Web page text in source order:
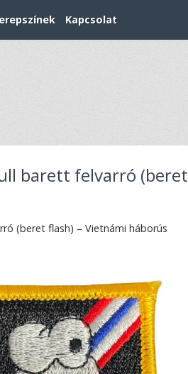
Kapcsolat
barett felvarró (beret
(beret flash) – Vietnámi háborús